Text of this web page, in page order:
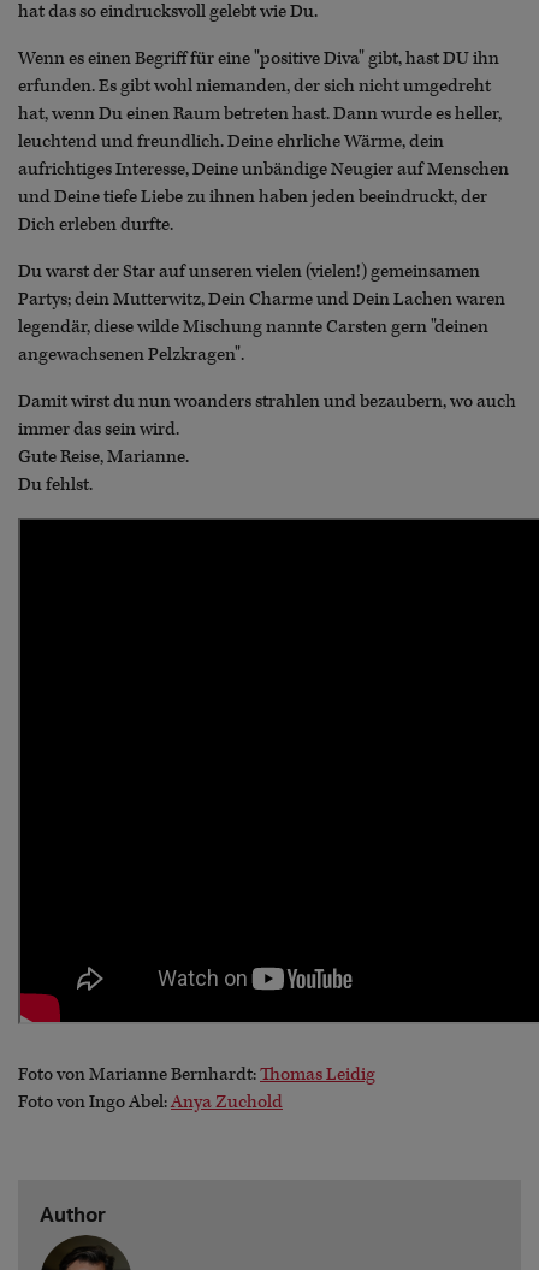
hat das so eindrucksvoll gelebt wie Du.
Wenn es einen Begriff für eine "positive Diva" gibt, hast DU ihn
erfunden. Es gibt wohl niemanden, der sich nicht umgedreht
hat, wenn Du einen Raum betreten hast. Dann wurde es heller,
leuchtend und freundlich. Deine ehrliche Wärme, dein
aufrichtiges Interesse, Deine unbändige Neugier auf Menschen
und Deine tiefe Liebe zu ihnen haben jeden beeindruckt, der
Dich erleben durfte.
Du warst der Star auf unseren vielen (vielen!) gemeinsamen
Partys; dein Mutterwitz, Dein Charme und Dein Lachen waren
legendär, diese wilde Mischung nannte Carsten gern "deinen
angewachsenen Pelzkragen".
Damit wirst du nun woanders strahlen und bezaubern, wo auch
immer das sein wird.
Gute Reise, Marianne.
Du fehlst.
Foto von Marianne Bernhardt:Thomas Leidig
Foto von Ingo Abel:Anya Zuchold
Author